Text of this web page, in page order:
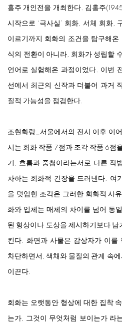
홍주 개인전을 개최한다. 김홍주
시작으로 ‘극사실’ 회화, 서체 회화,
이르기까지 회화의 조건을 탐구해
식의 전환이 아니라, 회화가 성립할
언어로 실험해온 과정이었다. 이번
선에서 최근의 신작과 더불어 과거
질적 가능성을 점검한다.
조현화랑_서울에서의 전시 이후 이
시는 회화 작품 7점과 조각 작품 6점
기, 흐름과 중첩이라는서로 다른 작
차하는 회화적 긴장을 드러낸다. 여
을 덧입힌 조각은 그러한 회화적 사
화와 입체는 매체의 차이를 넘어 동
된 형상이나 도상을 제시하기보다 남
킨다. 화면과 사물은 감상자가 이를
차단하면서, 색채와 물질의 관계 속
이끈다.
회화는 오랫동안 형상에 대한 집착
는가, 그것이 무엇처럼 보이는가 라